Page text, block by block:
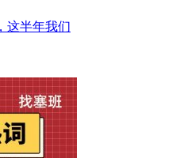
这半年我们